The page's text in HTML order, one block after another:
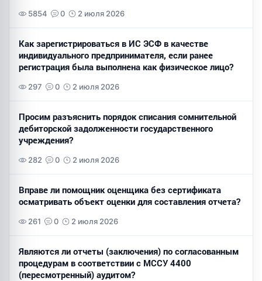
5854 0 2 июля 2026
Как зарегистрироваться в ИС ЭСФ в качестве
индивидуального предпринимателя, если ранее
регистрация была выполнена как физическое лицо?
297 0 2 июля 2026
Просим разъяснить порядок списания сомнительной
дебиторской задолженности государственного
учреждения?
282 0 2 июля 2026
Вправе ли помощник оценщика без сертификата
осматривать объект оценки для составления отчета?
261 0 2 июля 2026
Являются ли отчеты (заключения) по согласованным
процедурам в соответствии с МССУ 4400
(пересмотренный) аудитом?